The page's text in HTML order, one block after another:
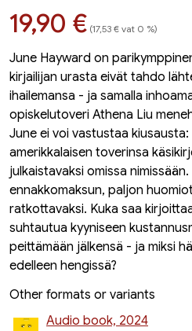
Hinta nyt
19,90 € (17,53 € vat 0 %)
June Hayward on
kirjailijan urasta eivät tahdo
ihailemansa - ja samalla
opiskelutoveri Athena Liu
June ei voi vastustaa
amerikkalaisen toverinsa
julkaistavaksi omissa
ennakkomaksun, paljon
ratkottavaksi. Kuka saa
suhtautua kyyniseen
peittämään jälkensä - ja miksi
edelleen hengissä?
Other formats or variants
Audio book, 2024